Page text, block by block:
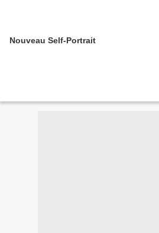
Nouveau Self-Portrait